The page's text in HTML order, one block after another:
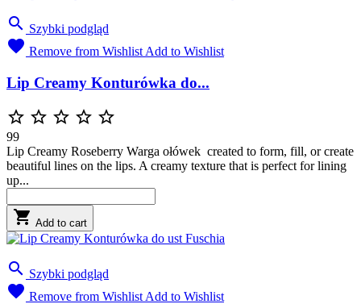
 Szybki podgląd
 Remove from Wishlist Add to Wishlist
Lip Creamy Konturówka do...
    
99
Lip Creamy Roseberry Warga ołówek created to form, fill, or create
beautiful lines on the lips. A creamy texture that is perfect for lining
up...
 Add to cart
 Szybki podgląd
 Remove from Wishlist Add to Wishlist